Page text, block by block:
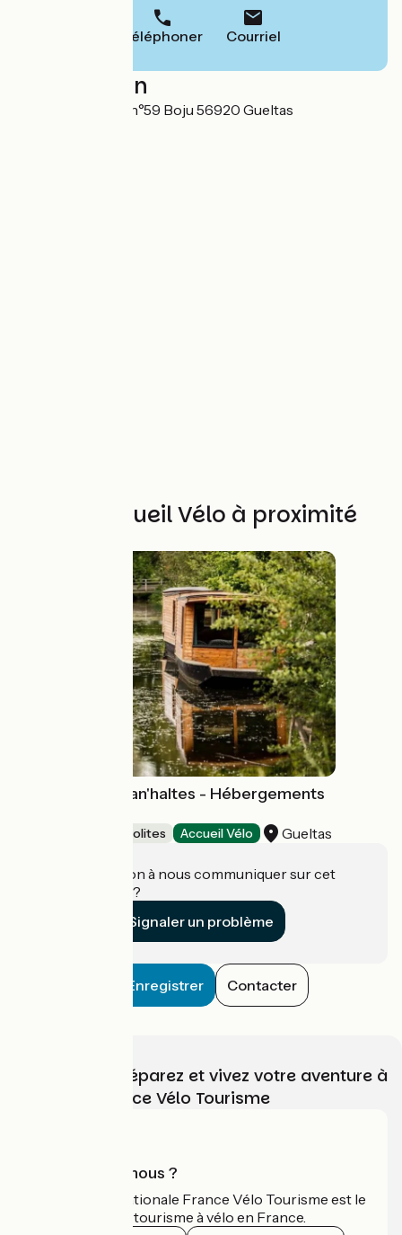
Téléphoner Courriel
Localisation
Maison éclusière n°59 Boju 56920 Gueltas
Autres Accueil Vélo à proximité
Domaine des Can'haltes - Hébergements
Hébergements insolites Accueil Vélo Gueltas
Une information à nous communiquer sur cet
établissement ?
Signaler un problème
Enregistrer Contacter
Choisissez, préparez et vivez votre aventure à
vélo avec France Vélo Tourisme
Qui sommes-nous ?
L'association nationale France Vélo Tourisme est le
guide officiel du tourisme à vélo en France.